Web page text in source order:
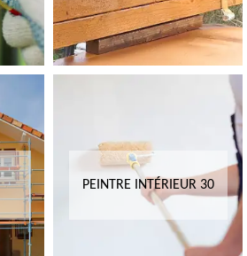
PEINTRE INTÉRIEUR 30